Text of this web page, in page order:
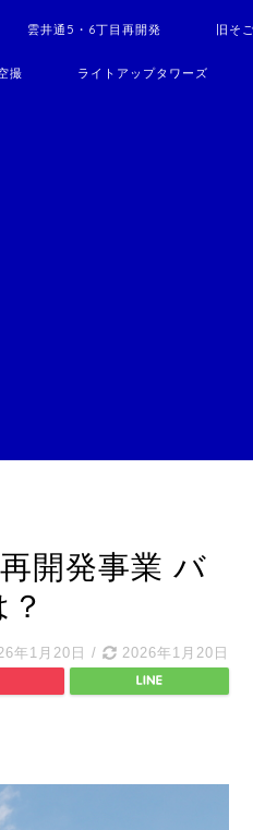
雲井通5・6丁目再開発 旧そ
撮 ライトアップタワーズ
開発事業 バ
年1月20日 / 2026年1月20日